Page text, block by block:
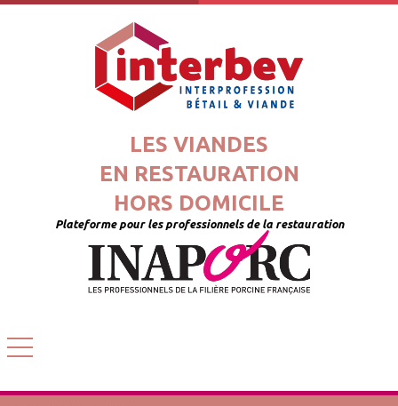
LES VIANDES
EN RESTAURATION
HORS DOMICILE
Plateforme pour les professionnels de la restauration